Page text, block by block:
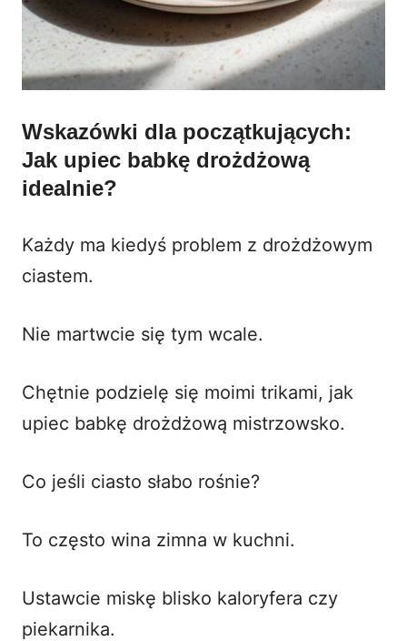
Wskazówki dla początkujących:
Jak upiec babkę drożdżową
idealnie?
Każdy ma kiedyś problem z drożdżowym
ciastem.
Nie martwcie się tym wcale.
Chętnie podzielę się moimi trikami, jak
upiec babkę drożdżową mistrzowsko.
Co jeśli ciasto słabo rośnie?
To często wina zimna w kuchni.
Ustawcie miskę blisko kaloryfera czy
piekarnika.